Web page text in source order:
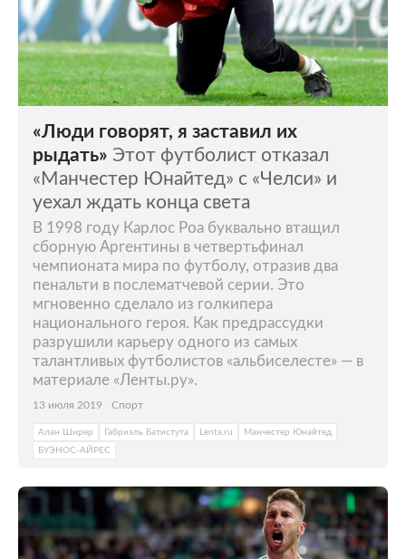
«Люди говорят, я заставил их
рыдать» Этот футболист отказал
«Манчестер Юнайтед» с «Челси» и
уехал ждать конца света
В 1998 году Карлос Роа буквально втащил
сборную Аргентины в четвертьфинал
чемпионата мира по футболу, отразив два
пенальти в послематчевой серии. Это
мгновенно сделало из голкипера
национального героя. Как предрассудки
разрушили карьеру одного из самых
талантливых футболистов «альбиселесте» — в
материале «Ленты.ру».
13 июля 2019 Спорт
Алан Ширер Габриэль Батистута Lenta.ru
Манчестер Юнайтед
БУЭНОС-АЙРЕС